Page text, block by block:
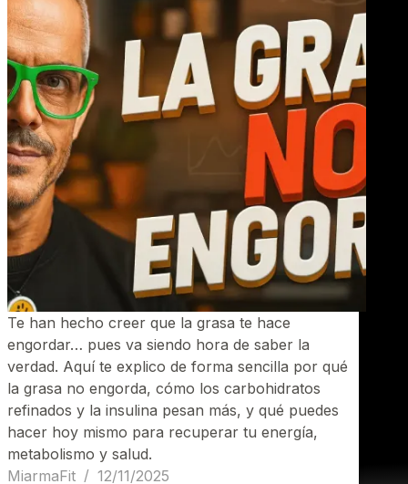
Te han hecho creer que la grasa te hace
engordar… pues va siendo hora de saber la
verdad. Aquí te explico de forma sencilla por qué
la grasa no engorda, cómo los carbohidratos
refinados y la insulina pesan más, y qué puedes
hacer hoy mismo para recuperar tu energía,
metabolismo y salud.
MiarmaFit
12/11/2025